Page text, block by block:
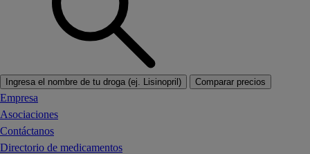
Ingresa el nombre de tu droga (ej. Lisinopril) Comparar precios
Empresa
Asociaciones
Contáctanos
Directorio de medicamentos